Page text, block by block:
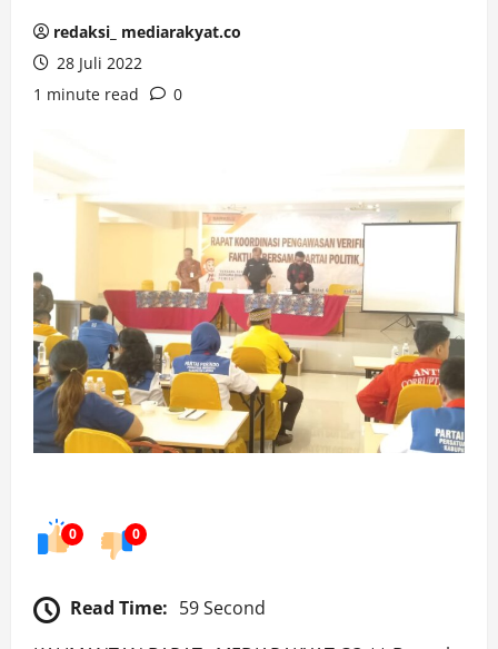
redaksi_ mediarakyat.co
28 Juli 2022
1 minute read
0
0 0
Read Time: 59 Second